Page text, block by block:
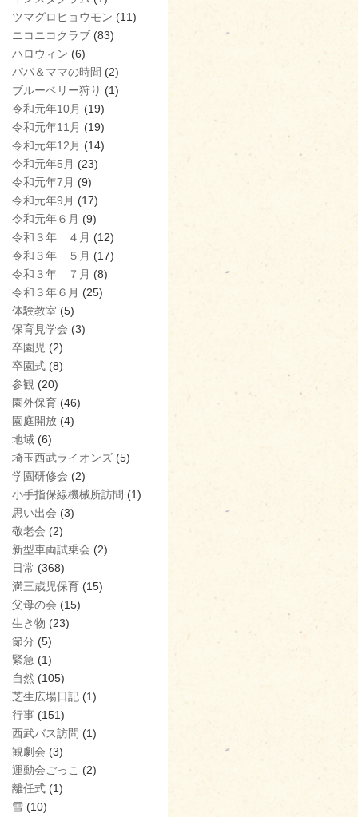
ツマグロヒョウモン (11)
ニコニコクラブ (83)
ハロウィン (6)
パパ＆ママの時間 (2)
ブルーベリー狩り (1)
令和元年10月 (19)
令和元年11月 (19)
令和元年12月 (14)
令和元年5月 (23)
令和元年7月 (9)
令和元年9月 (17)
令和元年６月 (9)
令和３年 ４月 (12)
令和３年 ５月 (17)
令和３年 ７月 (8)
令和３年６月 (25)
体験教室 (5)
保育見学会 (3)
卒園児 (2)
卒園式 (8)
参観 (20)
園外保育 (46)
園庭開放 (4)
地域 (6)
埼玉西武ライオンズ (5)
学園研修会 (2)
小手指保線機械所訪問 (1)
思い出会 (3)
敬老会 (2)
新型車両試乗会 (2)
日常 (368)
満三歳児保育 (15)
父母の会 (15)
生き物 (23)
節分 (5)
緊急 (1)
自然 (105)
芝生広場日記 (1)
行事 (151)
西武バス訪問 (1)
観劇会 (3)
運動会ごっこ (2)
離任式 (1)
雪 (10)